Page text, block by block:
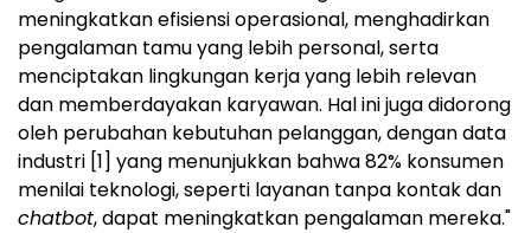
meningkatkan efisiensi operasional, menghadirkan
pengalaman tamu yang lebih personal, serta
menciptakan lingkungan kerja yang lebih relevan
dan memberdayakan karyawan. Hal ini juga didorong
oleh perubahan kebutuhan pelanggan, dengan data
industri [1] yang menunjukkan bahwa 82% konsumen
menilai teknologi, seperti layanan tanpa kontak dan
chatbot, dapat meningkatkan pengalaman mereka."